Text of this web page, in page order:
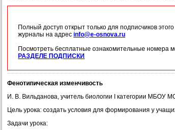
Полный доступ открыт только для подписчиков
журналы на адрес info@e-osnova.ru
Посмотреть бесплатные ознакомительные номера
РАЗДЕЛЕ ПОДПИСКИ
Фенотипическая изменчивость
И. В. Вильданова, учитель биологии I категории МБОУ
Цель урока: создать условия для формирования у
Задачи урока: